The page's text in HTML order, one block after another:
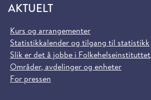
AKTUELT
Kurs og arrangementer
Statistikkalender og tilgang til statistikk
Slik er det å jobbe i Folkehelseinstituttet
Områder, avdelinger og enheter
For pressen